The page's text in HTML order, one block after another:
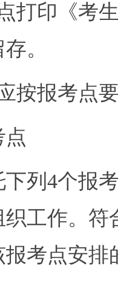
打印《考
。
按报考点
点
列 4个报
工作。
考点安排